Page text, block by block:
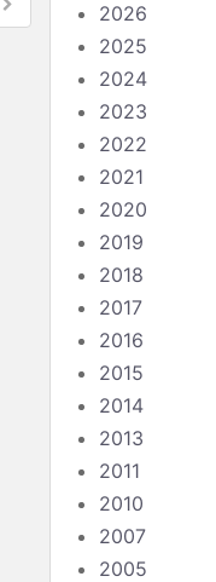
2026
2025
2024
2023
2022
2021
2020
2019
2018
2017
2016
2015
2014
2013
2011
2010
2007
2005